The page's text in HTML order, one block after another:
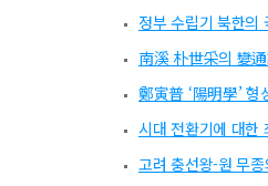
정부 수립기 북한의
南溪 朴世采의 變
鄭寅普 ‘陽明學’ 형
시대 전환기에 대한
고려 충선왕-원 무